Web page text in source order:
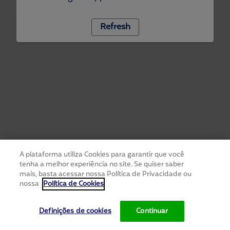
Refresh
A plataforma utiliza Cookies para garantir que você
tenha a melhor experiência no site. Se quiser saber
mais, basta acessar nossa Política de Privacidade ou
nossa Política de Cookies
Definições de cookies Continuar